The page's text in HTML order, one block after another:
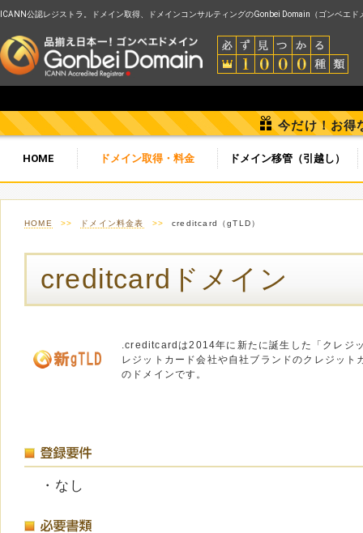
ICANN公認レジストラ。ドメイン取得、ドメインコンサルティングのGonbei Domain（ゴンベエド
今だけ！お得
HOME ドメイン取得・料金 ドメイン移管（引越し）
HOME >> ドメイン料金表 >> creditcard（gTLD）
creditcardドメイン
.creditcardは2014年に新たに誕生した「クレジ
レジットカード会社や自社ブランドのクレジット
のドメインです。
・なし